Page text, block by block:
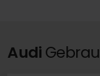
Audi